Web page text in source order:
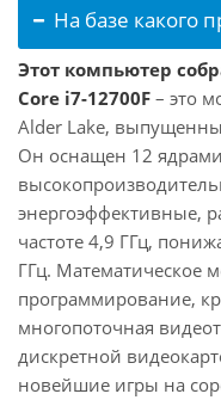
На базе какого
Этот компьютер
Core i7-12700F – это
Alder Lake,
Он оснащен 12
энергоэффективные,
частоте 4,9 ГГц,
ГГц. Математическое
программирование,
многопоточная
дискретной
новейшие игры на